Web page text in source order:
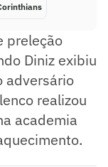
preleção
Diniz exibiu
adversário
realizou
academia